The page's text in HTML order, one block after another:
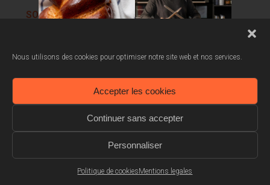
Nous utilisons des cookies pour optimiser notre site web et nos services.
Accepter les cookies
Continuer sans accepter
Personnaliser
Politique de cookiesMentions legales
SOKC1410W
Décongélation automatique
3 modes de cuisson combinés